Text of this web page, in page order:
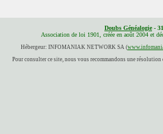
Doubs Généalogie-
Association de loi 1901, créée en août 2004 et
Hébergeur: INFOMANIAK NETWORK SA (
Pour consulter ce site, nous vous recommandons une